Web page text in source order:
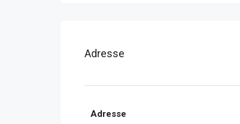
Adresse
Adresse